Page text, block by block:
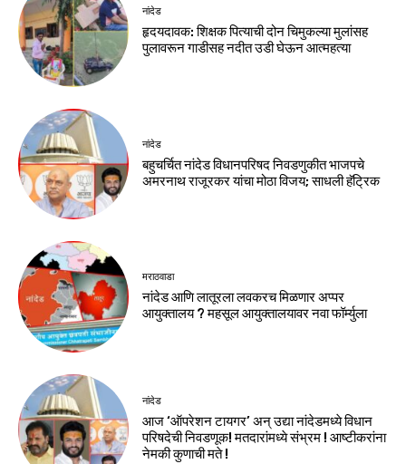
नांदेड
हृदयदावक: शिक्षक पित्याची दोन चिमुकल्या मुलांसह
पुलावरून गाडीसह नदीत उडी घेऊन आत्महत्या
नांदेड
बहुचर्चित नांदेड विधानपरिषद निवडणुकीत भाजपचे
अमरनाथ राजूरकर यांचा मोठा विजय; साधली हॅट्रिक
मराठवाडा
नांदेड आणि लातूरला लवकरच मिळणार अप्पर
आयुक्तालय ? महसूल आयुक्तालयावर नवा फॉर्म्युला
नांदेड
आज ‘ऑपरेशन टायगर’ अन् उद्या नांदेडमध्ये विधान
परिषदेची निवडणूक! मतदारांमध्ये संभ्रम ! आष्टीकरांना
नेमकी कुणाची मते !